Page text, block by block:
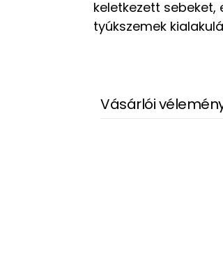
keletkezett
tyúkszemek
Vásárlói